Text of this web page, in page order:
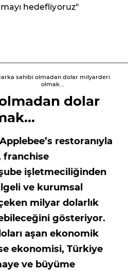
hedefliyoruz"
sahibi olmadan dolar milyarderi
olmak...
dolar
restoranıyla
franchise
şube işletmeciliğinden
ve kurumsal
milyar dolarlık
gösteriyor.
aşan ekonomik
ekonomisi, Türkiye
ve büyüme